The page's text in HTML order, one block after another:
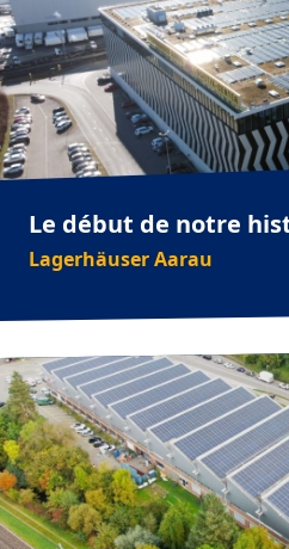
Le début de notre
Lagerhäuser Aarau